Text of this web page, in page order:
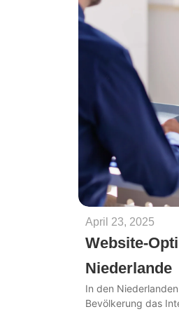
April 23, 2025
Website-
Niederlande
In den
Bevölkerung das